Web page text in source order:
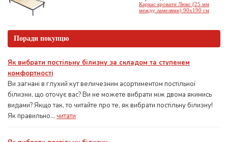
Каркас кровати Люкс (25 мм
между ламелями) 90х190 см
Поради покупцю
Як вибрати постільну білизну за складом та ступенем
комфортності
Ви загнані в глухий кут величезним асортиментом постільної
білизни, що оточує вас? Ви не можете вибрати між двома якимись
видами? Якщо так, то читайте про те, як вибрати постільну білизну!
Як правильно... читати